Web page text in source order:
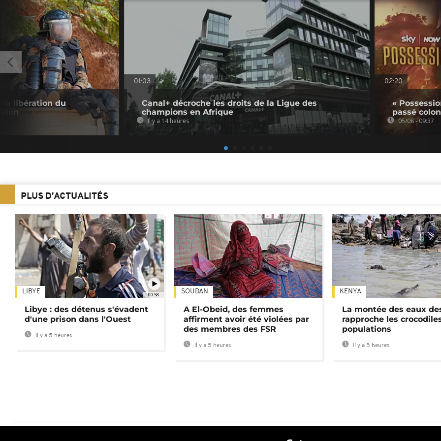
la libération du
01:03
Canal+ décroche les droits de la Ligue des
champions en Afrique
Il y a 14 heures
02:20
«
passé
05/08 - 09:37
PLUS D'ACTUALITÉS
00:58
LIBYE
Libye : des détenus s'évadent
d'une prison dans l'Ouest
Il y a 5 heures
SOUDAN
A El-Obeid, des femmes
affirment avoir été violées par
des membres des FSR
Il y a 5 heures
KENYA
La montée des eaux
rapproche les
populations
Il y a 5 heures